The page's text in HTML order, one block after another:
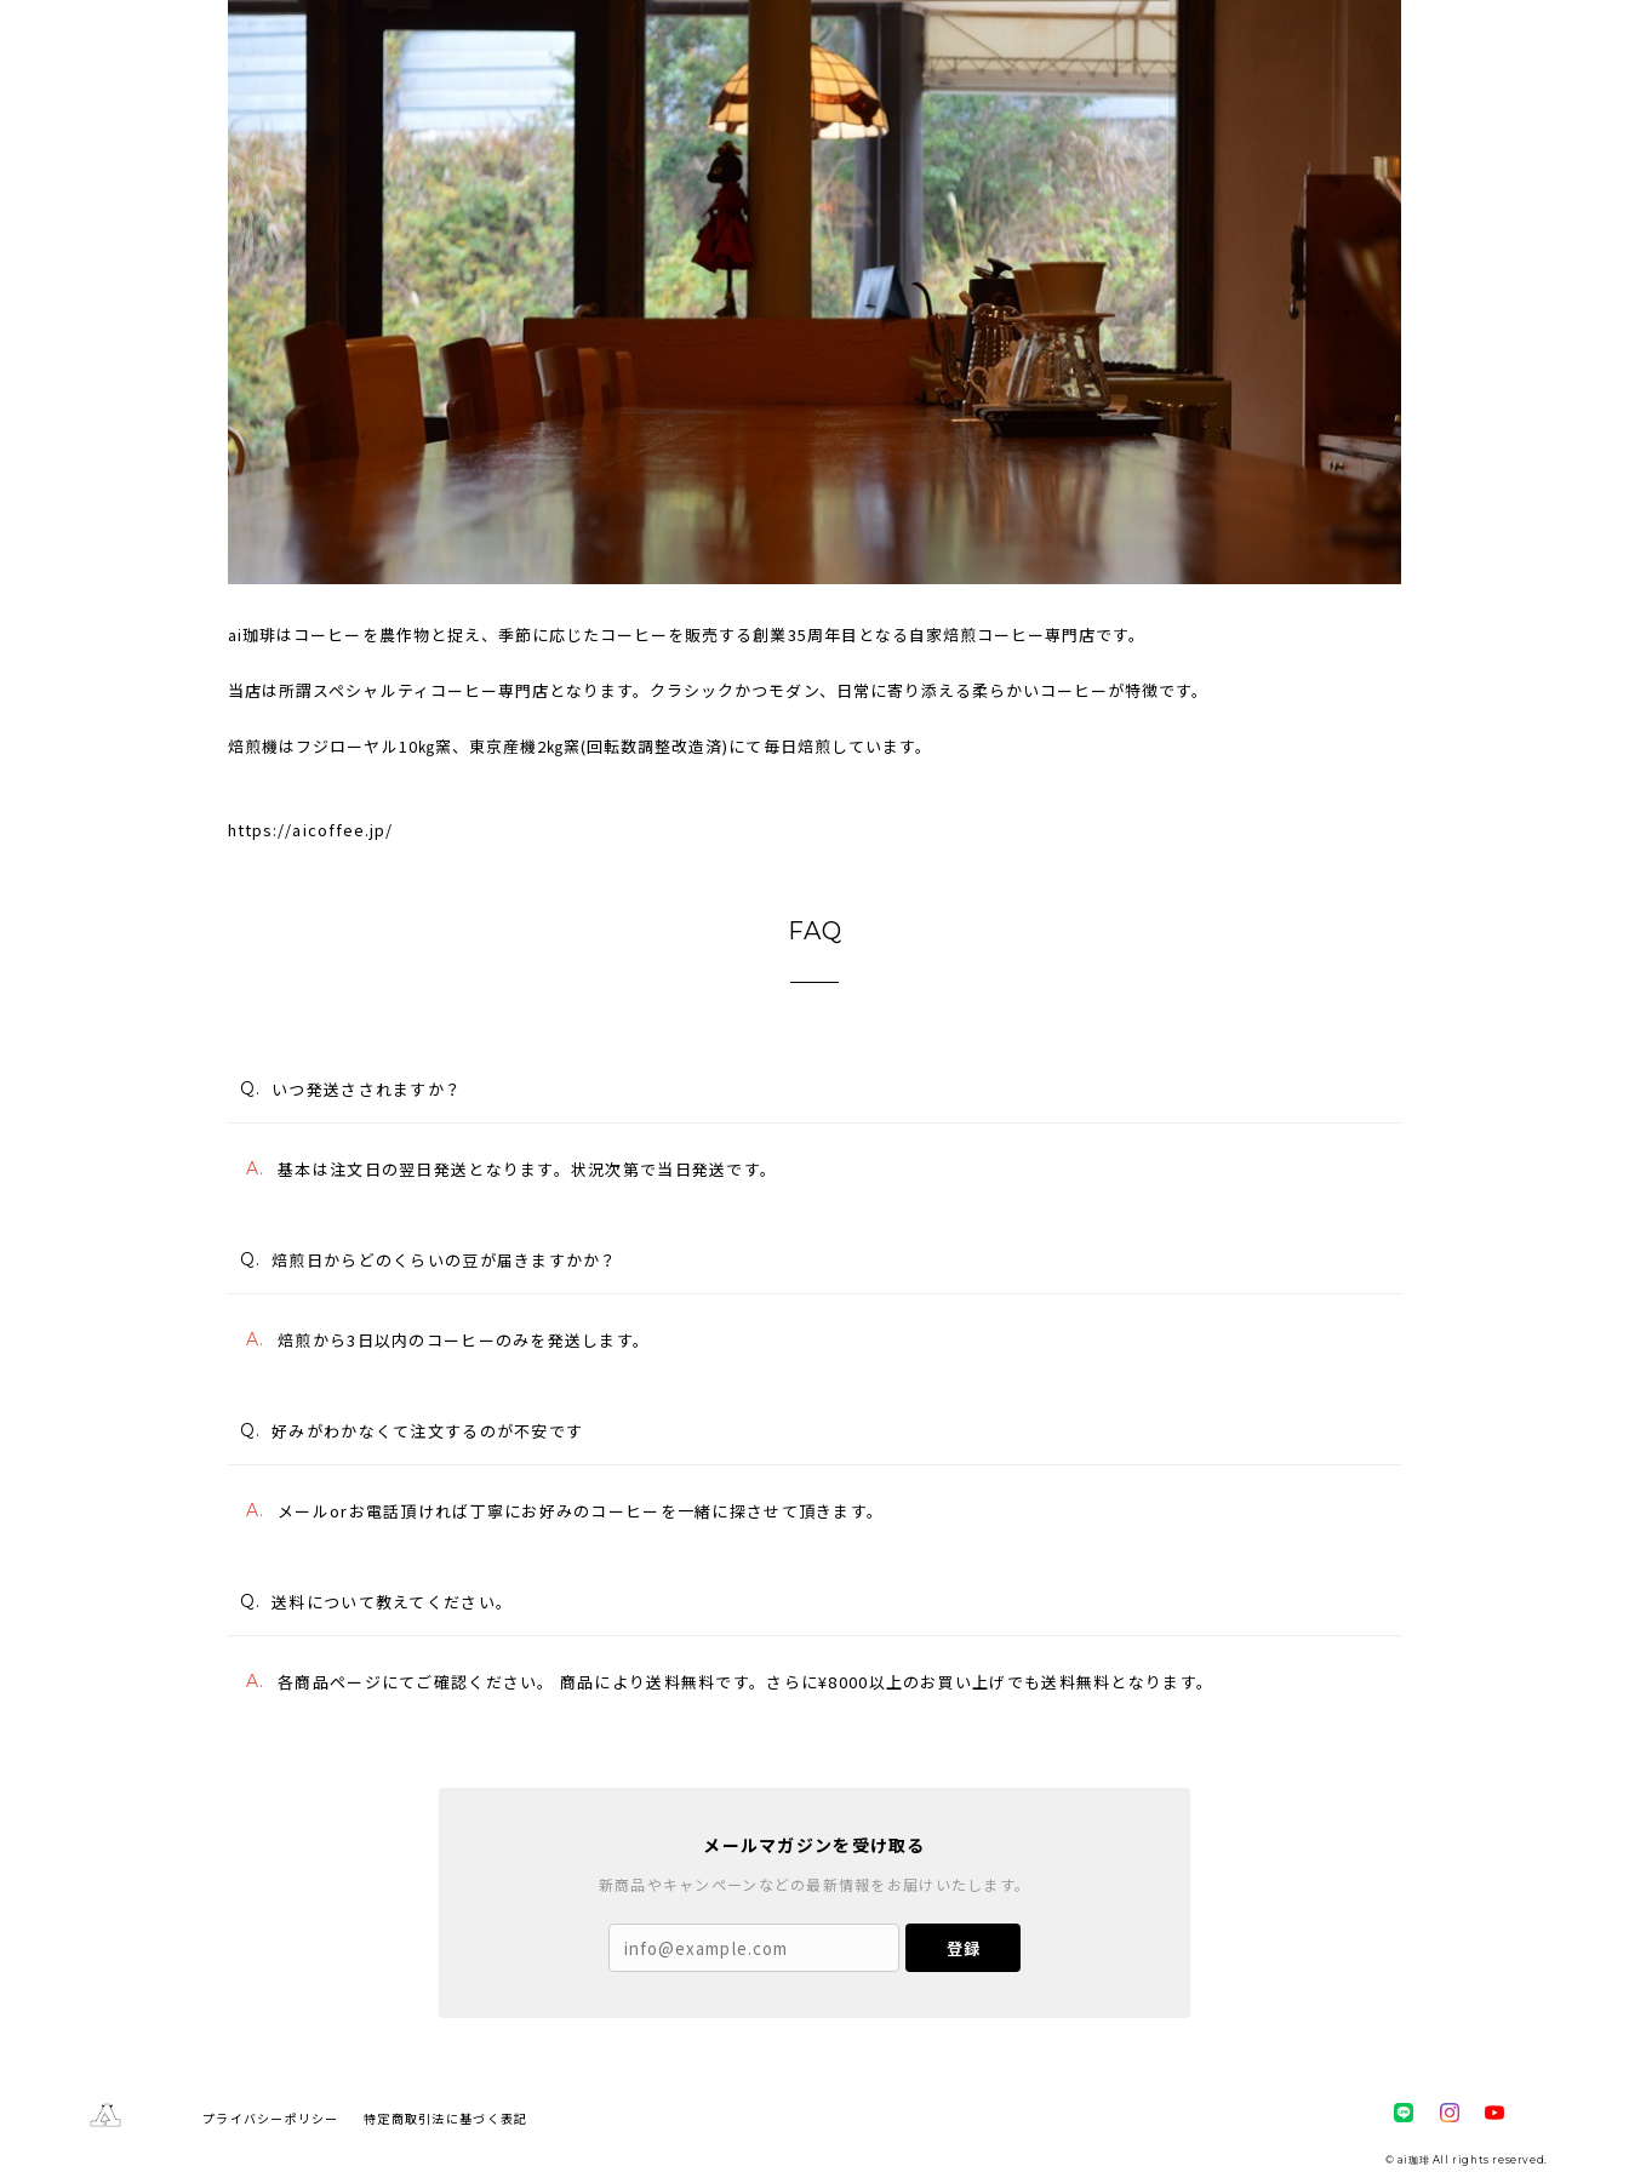
ai珈琲はコーヒーを農作物と捉え、季節に応じたコーヒーを販売する創業35周年目となる自家焙煎コーヒー専門店です。
当店は所謂スペシャルティコーヒー専門店となります。クラシックかつモダン、日常に寄り添える柔らかいコーヒーが特徴です。
焙煎機はフジローヤル10㎏窯、東京産機2㎏窯(回転数調整改造済)にて毎日焙煎しています。
https://aicoffee.jp/
FAQ
Q. いつ発送さされますか？
A. 基本は注文日の翌日発送となります。状況次第で当日発送です。
Q. 焙煎日からどのくらいの豆が届きますかか？
A. 焙煎から3日以内のコーヒーのみを発送します。
Q. 好みがわかなくて注文するのが不安です
A. メールorお電話頂ければ丁寧にお好みのコーヒーを一緒に探させて頂きます。
Q. 送料について教えてください。
A. 各商品ページにてご確認ください。 商品により送料無料です。さらに¥8000以上のお買い上げでも送料無料となります。
メールマガジンを受け取る
新商品やキャンペーンなどの最新情報をお届けいたします。
登録
プライバシーポリシー 特定商取引法に基づく表記
© ai珈琲 All rights reserved.